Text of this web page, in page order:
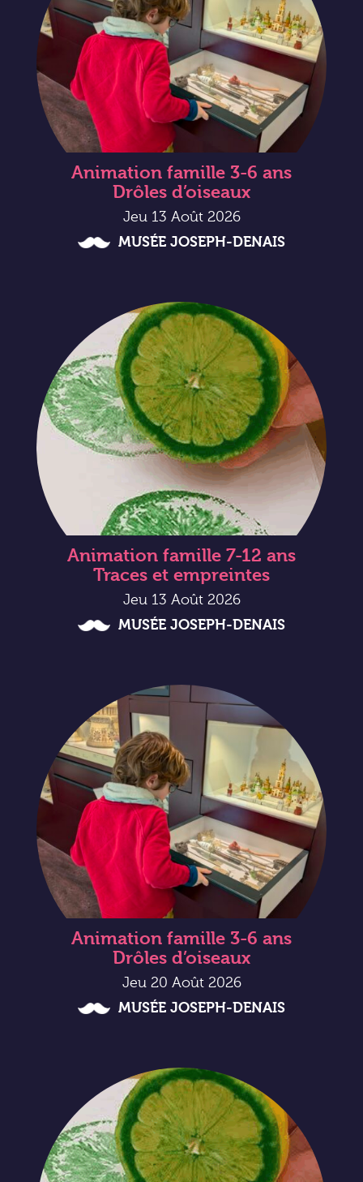
Animation famille 3-6 ans
Drôles d’oiseaux
Jeu 13 Août 2026
MUSÉE JOSEPH-DENAIS
Animation famille 7-12 ans
Traces et empreintes
Jeu 13 Août 2026
MUSÉE JOSEPH-DENAIS
Animation famille 3-6 ans
Drôles d’oiseaux
Jeu 20 Août 2026
MUSÉE JOSEPH-DENAIS